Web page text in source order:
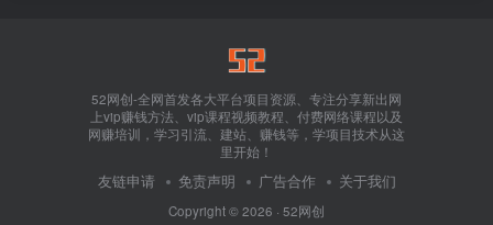
52网创-全网首发各大平台项目资源、专注分享新出网
上vip赚钱方法、vip课程视频教程、付费网络课程以及
网赚培训，学习引流、建站、赚钱等，学项目技术从这
里开始！
友链申请 免责声明 广告合作 关于我们
Copyright © 2026 · 52网创